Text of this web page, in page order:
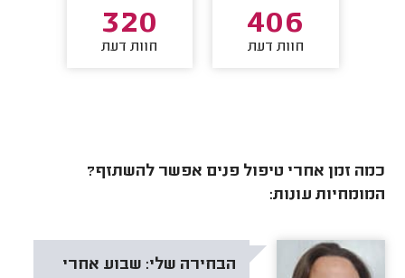
406
חוות דעת
320
חוות דעת
כמה זמן אחרי טיפול פנים אפשר להשתזף?
המומחיות עונות:
הבחירה שלי: שבוע אחרי